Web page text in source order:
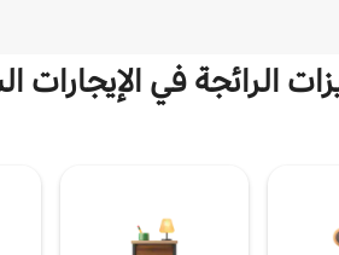
الرائجة في الإيجارات